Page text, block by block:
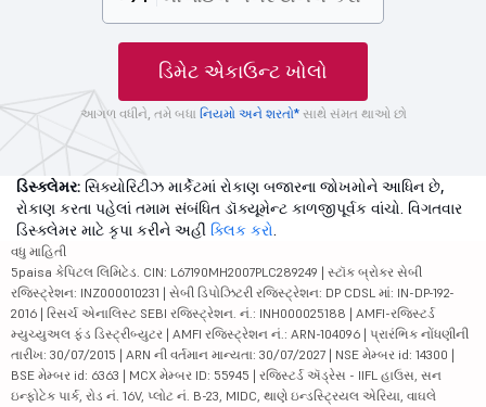
ડિમેટ એકાઉન્ટ ખોલો
આગળ વધીને, તમે બધા નિયમો અને શરતો*સાથે સંમત થાઓ છો
ડિસ્ક્લેમર: સિક્યોરિટીઝ માર્કેટમાં રોકાણ બજારના જોખમોને આધિન છે,
રોકાણ કરતા પહેલાં તમામ સંબંધિત ડૉક્યૂમેન્ટ કાળજીપૂર્વક વાંચો. વિગતવાર
ડિસ્ક્લેમર માટે કૃપા કરીને અહીં ક્લિક કરો.
વધુ માહિતી
5paisa કેપિટલ લિમિટેડ. CIN: L67190MH2007PLC289249 | સ્ટૉક બ્રોકર સેબી
રજિસ્ટ્રેશન: INZ000010231 | સેબી ડિપોઝિટરી રજિસ્ટ્રેશન: DP CDSL માં: IN-DP-192-
2016 | રિસર્ચ એનાલિસ્ટ SEBI રજિસ્ટ્રેશન. નં.: INH000025188 | AMFI-રજિસ્ટર્ડ
મ્યુચ્યુઅલ ફંડ ડિસ્ટ્રીબ્યુટર | AMFI રજિસ્ટ્રેશન નં.: ARN-104096 | પ્રારંભિક નોંધણીની
તારીખ: 30/07/2015 | ARN ની વર્તમાન માન્યતા: 30/07/2027 | NSE મેમ્બર id: 14300 |
BSE મેમ્બર id: 6363 | MCX મેમ્બર ID: 55945 | રજિસ્ટર્ડ ઍડ્રેસ - IIFL હાઉસ, સન
ઇન્ફોટેક પાર્ક, રોડ નં. 16V, પ્લોટ નં. B-23, MIDC, થાણે ઇન્ડસ્ટ્રિયલ એરિયા, વાઘલે